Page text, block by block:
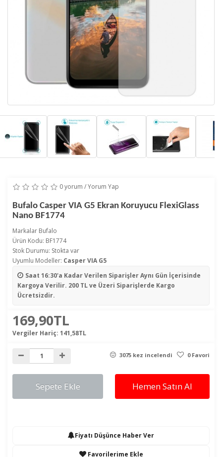
0 yorum /Yorum Yap
Bufalo Casper VIA G5 Ekran Koruyucu FlexiGlass
Nano BF1774
Markalar Bufalo
Ürün Kodu: BF1774
Stok Durumu: Stokta var
Uyumlu Modeller: Casper VIA G5
Saat 16:30'a Kadar Verilen SiparişlerAynı Gün İçerisinde
Kargoya Verilir. 200 TL ve Üzeri Siparişlerde Kargo
Ücretsizdir.
169,90TL
Vergiler Hariç: 141,58TL
3075 kez incelendi 0 Favori
Sepete Ekle Hemen Satın Al
Fiyatı Düşünce Haber Ver
Favorilerime Ekle